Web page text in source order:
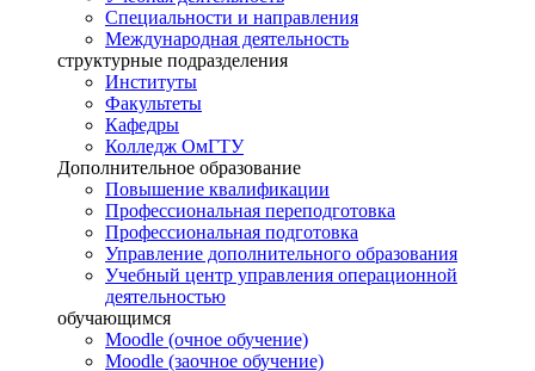
Специальности и направления
Международная деятельность
структурные подразделения
Институты
Факультеты
Кафедры
Колледж ОмГТУ
Дополнительное образование
Повышение квалификации
Профессиональная переподготовка
Профессиональная подготовка
Управление дополнительного образования
Учебный центр управления операционной
деятельностью
обучающимся
Moodle (очное обучение)
Moodle (заочное обучение)